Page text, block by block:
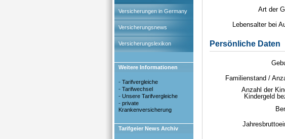
Versicherungen in Germany
Versicherungsnews
Versicherungslexikon
Weitere Informationen
- Tarifvergleiche
- Tarifwechsel
- Unsere Tarifvergleiche
- private
Krankenversicherung
Tarifgeier News Archiv